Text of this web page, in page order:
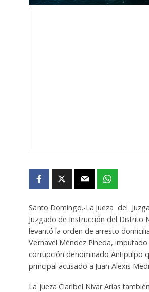
Santo Domingo.-La jueza del
Juzgado de Instrucción del Distrito
levantó la orden de arresto
Vernavel Méndez Pineda,
corrupción denominado Antipulpo
principal acusado a Juan Alexis
La jueza Claribel Nivar Arias